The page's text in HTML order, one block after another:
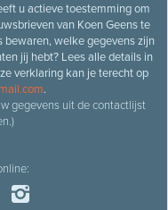
u actieve toestemming om
van Koen Geens te
bewaren, welke gegevens zijn
jij hebt? Lees alle details in
verklaring kan je terecht op
.
gegevens uit de contactlijst